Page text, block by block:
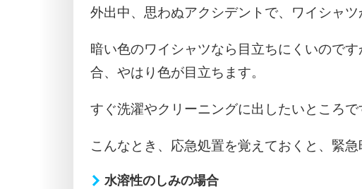
外出中、思わぬアクシデントで、ワイシャツ
暗い色のワイシャツなら目立ちにくいので
合、やはり色が目立ちます。
すぐ洗濯やクリーニングに出したいところで
こんなとき、応急処置を覚えておくと、緊急
水溶性のしみの場合